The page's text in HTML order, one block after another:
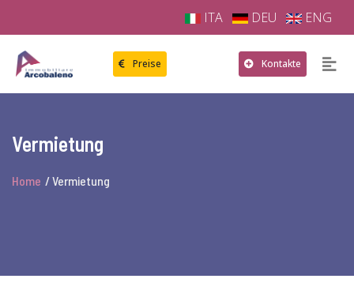
ITA DEU ENG
Preise Kontakte
Vermietung
Home / Vermietung